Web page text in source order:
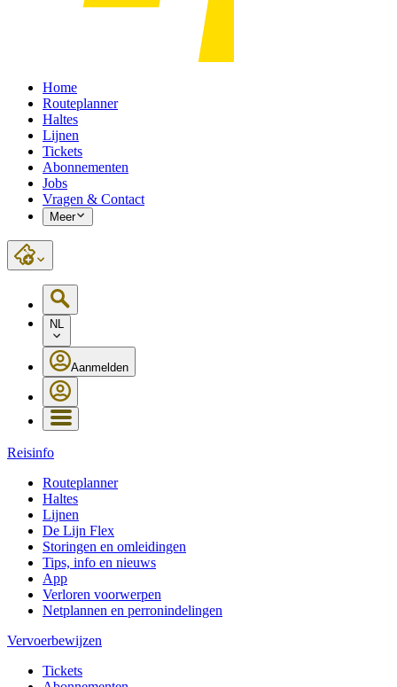
Home
Routeplanner
Haltes
Lijnen
Tickets
Abonnementen
Jobs
Vragen & Contact
Meer
NL
Aanmelden
Reisinfo
Routeplanner
Haltes
Lijnen
De Lijn Flex
Storingen en omleidingen
Tips, info en nieuws
App
Verloren voorwerpen
Netplannen en perronindelingen
Vervoerbewijzen
Tickets